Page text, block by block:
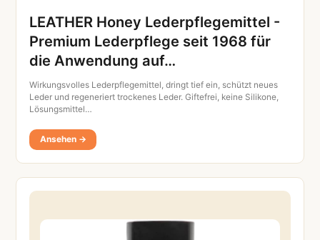
LEATHER Honey Lederpflegemittel -
Premium Lederpflege seit 1968 für
die Anwendung auf…
Wirkungsvolles Lederpflegemittel, dringt tief ein, schützt neues
Leder und regeneriert trockenes Leder. Giftefrei, keine Silikone,
Lösungsmittel…
Ansehen →